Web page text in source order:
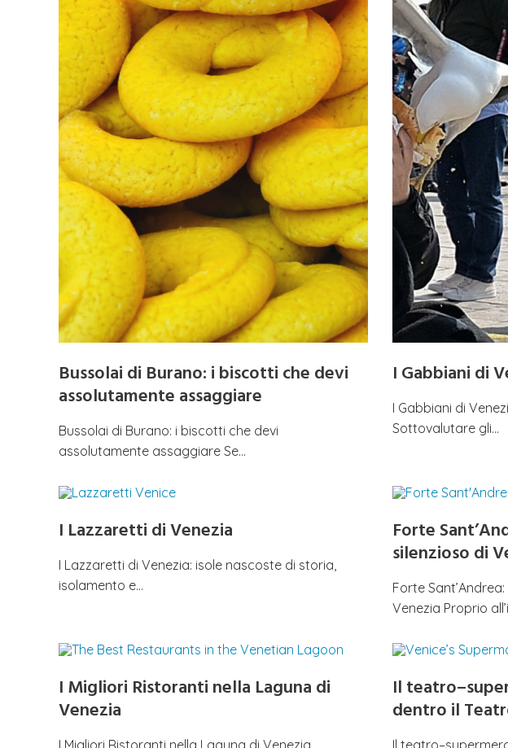
Bussolai di Burano: i biscotti che devi
assolutamente assaggiare
Bussolai di Burano: i biscotti che devi
assolutamente assaggiare Se…
I Gabbiani di
I Gabbiani di
Sottovalutare gli…
I Lazzaretti di Venezia
I Lazzaretti di Venezia: isole nascoste di storia,
isolamento e…
Forte
silenzioso di
Forte
Venezia Proprio
I Migliori Ristoranti nella Laguna di
Venezia
I Migliori Ristoranti nella Laguna di Venezia
Il
dentro il
Il